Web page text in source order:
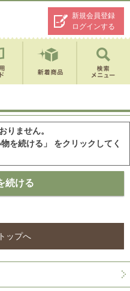
新規会員登録
ログインする
りません。
を続ける」 をクリックしてく
ップへ